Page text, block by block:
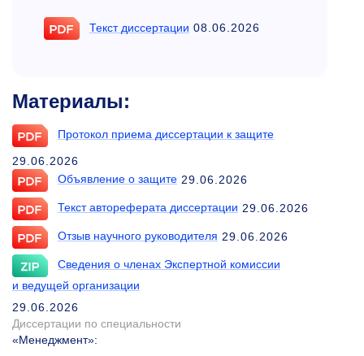
Текст диссертации 08.06.2026
Материалы:
Протокол приема диссертации к защите
29.06.2026
Объявление о защите 29.06.2026
Текст автореферата диссертации 29.06.2026
Отзыв научного руководителя 29.06.2026
Сведения о членах Экспертной комиссии
и ведущей организации
29.06.2026
Диссертации по специальности
«Менеджмент»: